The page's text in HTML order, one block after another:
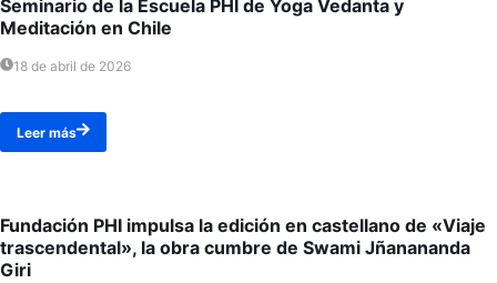
Seminario de la Escuela PHI de Yoga Vedanta y
Meditación en Chile
18 de abril de 2026
Leer más
Fundación PHI impulsa la edición en castellano de «Viaje
trascendental», la obra cumbre de Swami Jñanananda
Giri